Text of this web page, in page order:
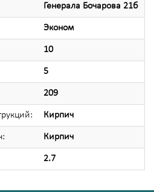
Генерала Бочарова 21б
Эконом
10
5
209
Кирпич
Кирпич
2.7